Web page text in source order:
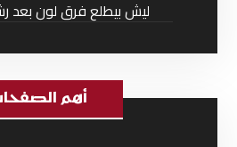
ليش بيطلع فرق لون بعد
أهم